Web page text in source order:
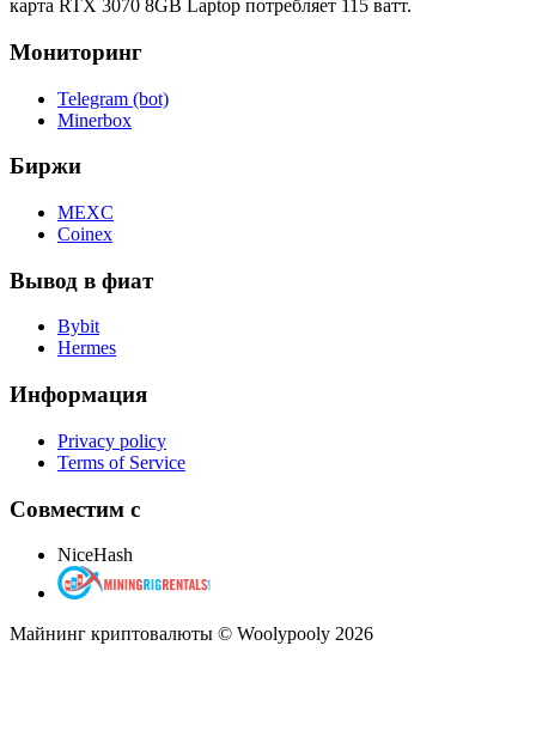
карта RTX 3070 8GB Laptop потребляет 115 ватт.
Мониторинг
Telegram (bot)
Minerbox
Биржи
MEXC
Coinex
Вывод в фиат
Bybit
Hermes
Информация
Privacy policy
Terms of Service
Совместим с
NiceHash
Майнинг криптовалюты © Woolypooly 2026